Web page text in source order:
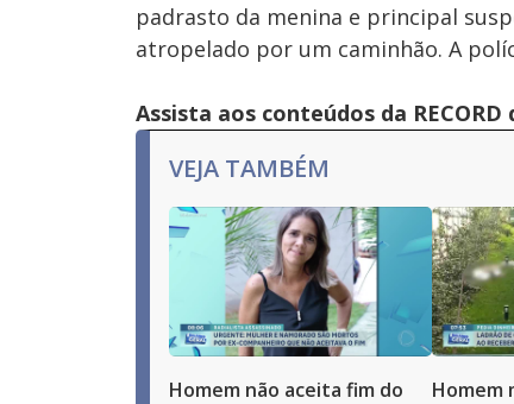
padrasto da menina e principal
atropelado por um caminhão. A
Assista aos conteúdos da
VEJA TAMBÉM
Homem não aceita fim do
Homem